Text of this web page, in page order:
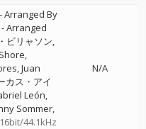
Arranged By
Arranged
ビリャソン
Juan
カス・アイ
León
Sommer
44.1kHz
N/A